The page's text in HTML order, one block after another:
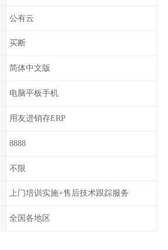
公有云
买断
简体中文版
电脑平板手机
用友进销存ERP
8888
不限
上门培训实施+售后技术跟踪服务
全国各地区